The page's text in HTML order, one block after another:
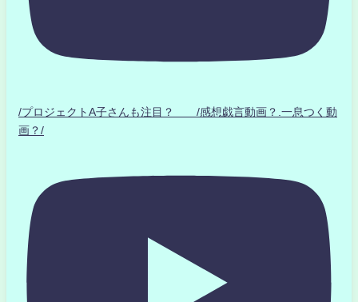
/プロジェクトA子さんも注目？ /感想戯言動画？.一息つく動
画？/